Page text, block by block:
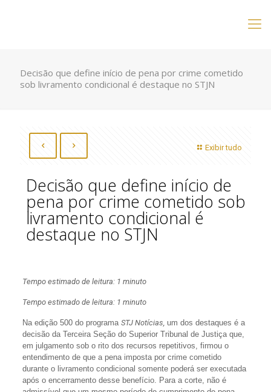
Decisão que define início de pena por crime cometido
sob livramento condicional é destaque no STJN
Exibir tudo
Decisão que define início de
pena por crime cometido sob
livramento condicional é
destaque no STJN
Tempo estimado de leitura: 1 minuto
Tempo estimado de leitura: 1 minuto
Na edição 500 do programa STJ Notícias,um dos destaques é a
decisão da Terceira Seção do Superior Tribunal de Justiça que,
em julgamento sob o rito dos recursos repetitivos, firmou o
entendimento de que a pena imposta por crime cometido
durante o livramento condicional somente poderá ser executada
após o encerramento desse benefício. Para a corte, não é